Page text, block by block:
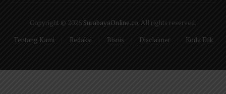
Copyright © 2026 SurabayaOnline.co . All rights reserved.
Tentang Kami
Redaksi Bisnis Disclaimer Kode Etik